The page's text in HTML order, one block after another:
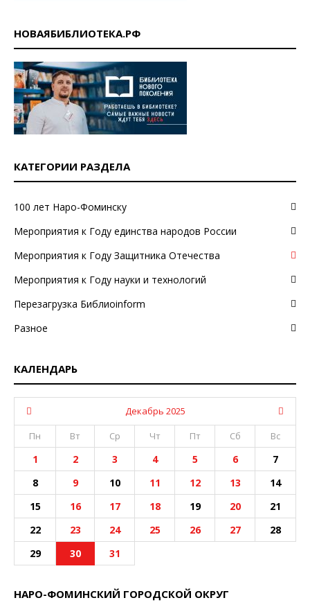
НОВАЯБИБЛИОТЕКА.РФ
КАТЕГОРИИ РАЗДЕЛА
100 лет Наро-Фоминску
Мероприятия к Году единства народов России
Мероприятия к Году Защитника Отечества
Мероприятия к Году науки и технологий
Перезагрузка Библиоinform
Разное
КАЛЕНДАРЬ
Декабрь 2025
Пн
Вт Ср Чт Пт Сб Вс
1 2 3 4 5 6
7
8
9 10 11 12 13
14
15
16 17 18 19 20
21
22
23 24 25 26 27
28
29
30 31
НАРО-ФОМИНСКИЙ ГОРОДСКОЙ ОКРУГ